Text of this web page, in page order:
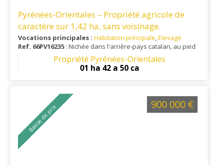
Pyrénées-Orientales – Propriété agricole de
caractère sur 1,42 ha, sans voisinage.
Vocations principales : Habitation principale,Elevage
Ref. 66PV16235 : Nichée dans l'arrière-pays catalan, au pied
du Canigou, cette propriété profite d'un cadre exceptionnel
alliant tranquillité, nature préservée et proximité des
Propriété Pyrénées-Orientales
01 ha 42 a 50 ca
Baisse de prix 900 000 €